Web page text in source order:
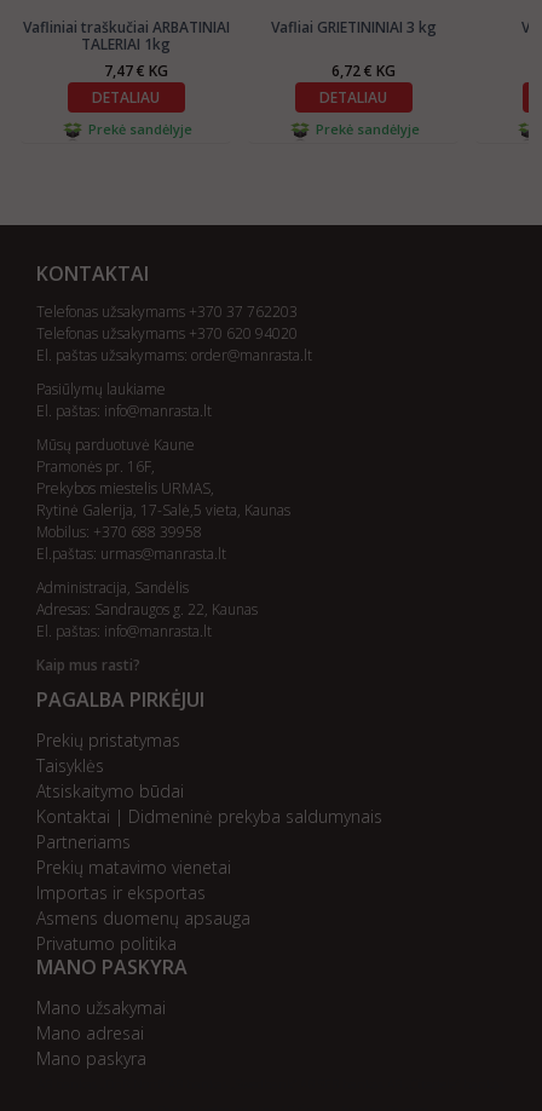
Vafliniai traškučiai ARBATINIAI
TALERIAI 1kg
7,47 € KG
DETALIAU
Prekė sandėlyje
Vafliai GRIETININIAI 3 kg
6,72 € KG
DETALIAU
Prekė sandėlyje
KONTAKTAI
Telefonas užsakymams +370 37 762203
Telefonas užsakymams +370 620 94020
El. paštas užsakymams: order@manrasta.lt
Pasiūlymų laukiame
El. paštas: info@manrasta.lt
Mūsų parduotuvė Kaune
Pramonės pr. 16F,
Prekybos miestelis URMAS,
Rytinė Galerija, 17-Salė,5 vieta, Kaunas
Mobilus: +370 688 39958
El.paštas: urmas@manrasta.lt
Administracija, Sandėlis
Adresas: Sandraugos g. 22, Kaunas
El. paštas: info@manrasta.lt
Kaip mus rasti?
PAGALBA PIRKĖJUI
Prekių pristatymas
Taisyklės
Atsiskaitymo būdai
Kontaktai | Didmeninė prekyba saldumynais
Partneriams
Prekių matavimo vienetai
Importas ir eksportas
Asmens duomenų apsauga
Privatumo politika
MANO PASKYRA
Mano užsakymai
Mano adresai
Mano paskyra